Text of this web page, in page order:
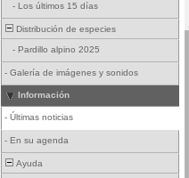
- Los últimos 15 días
Distribución de especies
- Pardillo alpino 2025
- Galería de imágenes y sonidos
Información
- Últimas noticias
- En su agenda
Ayuda